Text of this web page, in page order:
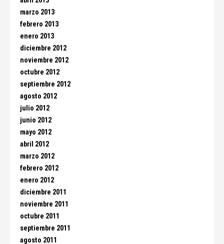
marzo 2013
febrero 2013
enero 2013
diciembre 2012
noviembre 2012
octubre 2012
septiembre 2012
agosto 2012
julio 2012
junio 2012
mayo 2012
abril 2012
marzo 2012
febrero 2012
enero 2012
diciembre 2011
noviembre 2011
octubre 2011
septiembre 2011
agosto 2011